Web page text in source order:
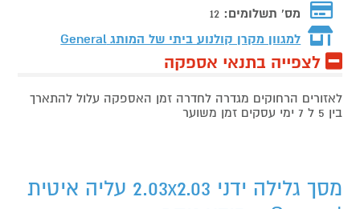
מס' תשלומים: 12
למגוון מקרן קולנוע ביתי של המותגGeneral
לצפייה בתנאי אספקה
לאזורים הרחוקים מגדרה לחדרה זמן האספקה עלול להתארך
בין 5 ל 7 ימי עסקים זמן משוער
מסך גלילה ידני 2.03x2.03 עליה איטית